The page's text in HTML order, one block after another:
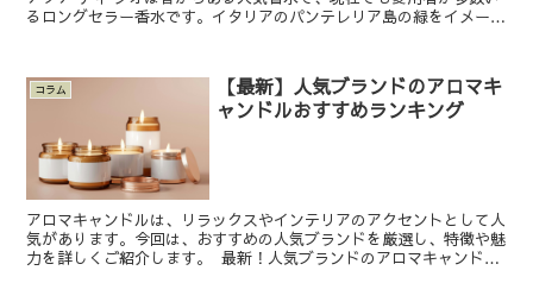
るロングセラー香水です。イタリアのパンテレリア島の緑をイメージ
コラム
【最新】人気ブランドのアロマキ
ャンドルおすすめランキング
アロマキャンドルは、リラックスやインテリアのアクセントとして人
気があります。今回は、おすすめの人気ブランドを厳選し、特徴や魅
力を詳しくご紹介します。 最新！人気ブランドのアロマキャンドル